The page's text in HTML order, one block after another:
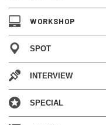
WORKSHOP
SPOT
INTERVIEW
SPECIAL